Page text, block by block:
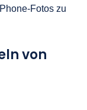
Fotos zu
von